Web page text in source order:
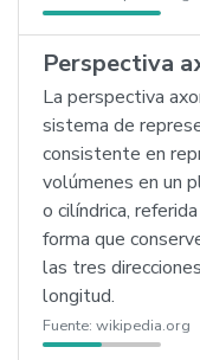
Perspectiva
La perspectiva
sistema de
consistente en
volúmenes en un
o cilíndrica,
forma que
las tres
longitud.
Fuente: wikipedia.org